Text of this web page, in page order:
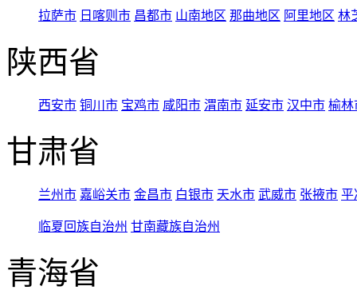
拉萨市 日喀则市 昌都市 山南地区 那曲地区 阿里地区 林
陕西省
西安市 铜川市 宝鸡市 咸阳市 渭南市 延安市 汉中市 榆林
甘肃省
兰州市 嘉峪关市 金昌市 白银市 天水市 武威市 张掖市 平
临夏回族自治州 甘南藏族自治州
青海省